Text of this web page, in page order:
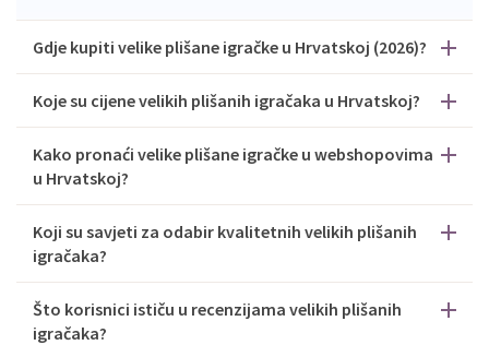
Gdje kupiti velike plišane igračke u Hrvatskoj (2026)?
Koje su cijene velikih plišanih igračaka u Hrvatskoj?
Kako pronaći velike plišane igračke u webshopovima
u Hrvatskoj?
Koji su savjeti za odabir kvalitetnih velikih plišanih
igračaka?
Što korisnici ističu u recenzijama velikih plišanih
igračaka?